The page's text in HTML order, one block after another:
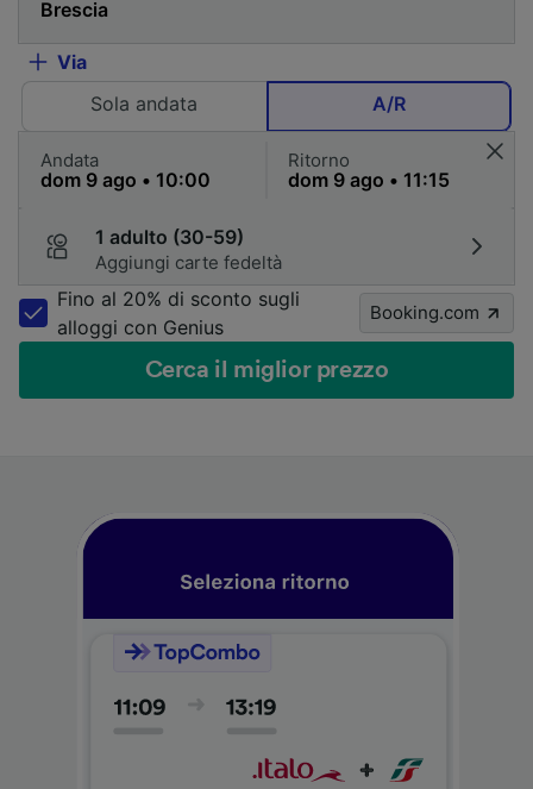
Via
Sola andata
A/R
Andata Ritorno
1 adulto (30-59)
Aggiungi carte fedeltà
Fino al 20% di sconto sugli
alloggi con Genius
Booking.com
Cerca il miglior prezzo